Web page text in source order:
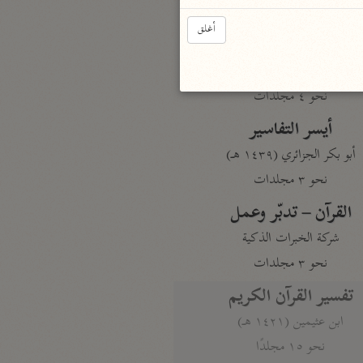
نحو مجلد
تيسير الكريم الرحمن
نحو ٤ مجلدات
أيسر التفاسير
أبو بكر الجزائري (١٤٣٩ هـ)
نحو ٣ مجلدات
القرآن – تدبّر وعمل
شركة الخبرات الذكية
نحو ٣ مجلدات
تفسير القرآن الكريم
ابن عثيمين (١٤٢١ هـ)
نحو ١٥ مجلدًا
أغلق